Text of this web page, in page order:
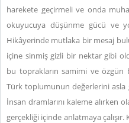
harekete geçirmeli ve onda
okuyucuya düşünme gücü ve
Hikâyerinde mutlaka bir mesaj
içine sinmiş gizli bir nektar gibi
bu toprakların samimi ve
Türk toplumunun değerlerini asla
İnsan dramlarını kaleme alırken
gerçekliği içinde anlatmaya çalışır.